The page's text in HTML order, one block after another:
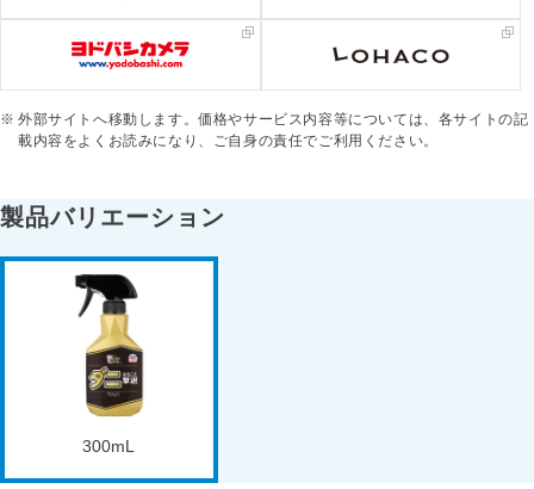
外部サイトへ移動します。価格やサービス内容等については、各サイトの記
載内容をよくお読みになり、ご自身の責任でご利用ください。
製品バリエーション
300mL